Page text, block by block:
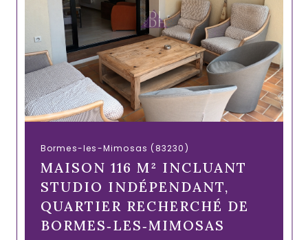
Bormes-les-Mimosas (83230)
MAISON 116 M² INCLUANT
STUDIO INDÉPENDANT,
QUARTIER RECHERCHÉ DE
BORMES‑LES‑MIMOSAS